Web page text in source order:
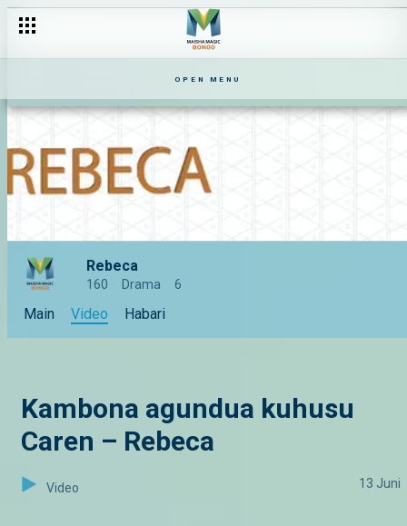
OPEN MENU
Rebeca
160 Drama 6
Main Video Habari
Kambona agundua kuhusu
Caren – Rebeca
Video 13 Juni